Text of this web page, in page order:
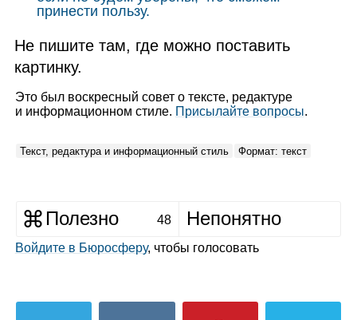
принести пользу.
Не пишите там, где можно поставить
картинку.
Это был воскресный совет о тексте, редактуре
и информационном стиле. Присылайте вопросы.
Текст, редактура и информационный стиль Формат: текст
Полезно 48 Непонятно
Войдите в Бюросферу, чтобы голосовать